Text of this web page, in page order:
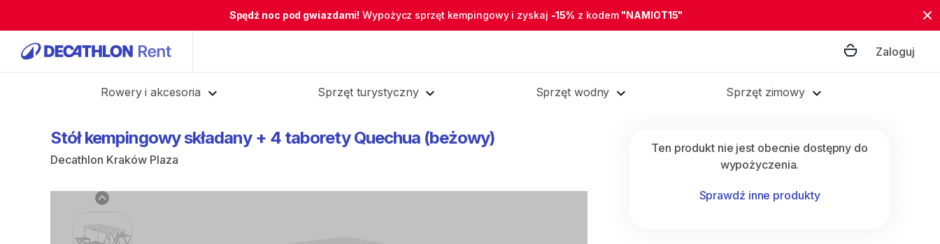
Spędź noc pod gwiazdami! Wypożycz sprzęt kempingowy i zyskaj -15% z kodem "NAMIOT15"
Zaloguj
Rowery i akcesoria Sprzęt turystyczny Sprzęt wodny Sprzęt zimowy
Stół kempingowyskładany + 4 taborety Quechua (beżowy)
Decathlon Kraków Plaza
Ten produkt nie jest obecnie dostępny do
wypożyczenia.
Sprawdź inne produkty